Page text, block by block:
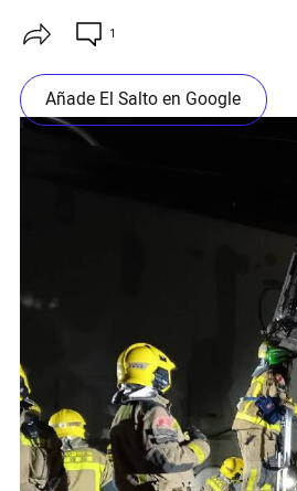
1
Añade El Salto en Google